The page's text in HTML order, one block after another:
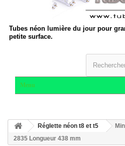
Tubes néon lumière du jour pour
petite surface.
Menu
Réglette néon t8 et t5
2835 Longueur 438 mm